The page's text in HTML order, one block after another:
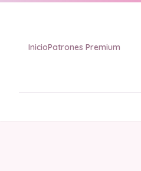
InicioPatrones Premium